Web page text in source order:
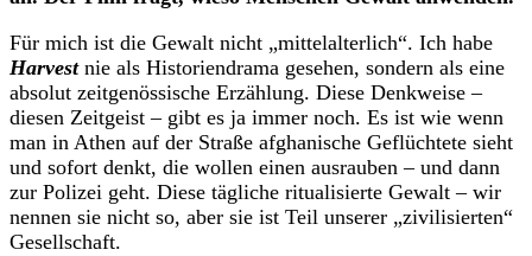
Für mich ist die Gewalt nicht „mittelalterlich“. Ich habe
Harvestnie als Historiendrama gesehen, sondern als eine
absolut zeitgenössische Erzählung. Diese Denkweise –
diesen Zeitgeist – gibt es ja immer noch. Es ist wie wenn
man in Athen auf der Straße afghanische Geflüchtete sieht
und sofort denkt, die wollen einen ausrauben – und dann
zur Polizei geht. Diese tägliche ritualisierte Gewalt – wir
nennen sie nicht so, aber sie ist Teil unserer „zivilisierten“
Gesellschaft.